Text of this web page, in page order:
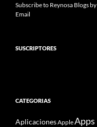
Subscribe to Reynosa Blogs by
Email
SUSCRIPTORES
CATEGORIAS
Aplicaciones AppleApps